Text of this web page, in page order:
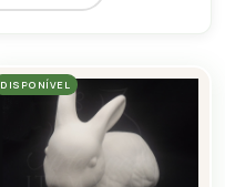
DISPONÍVEL